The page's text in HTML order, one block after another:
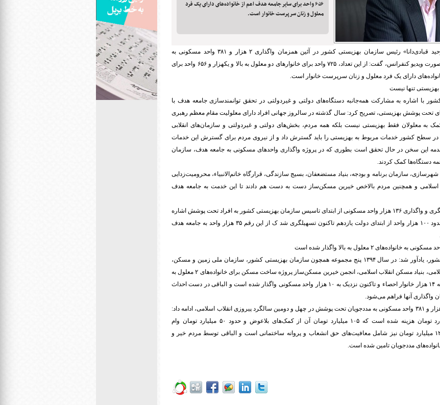
۶۵۶ واحد برای سایر جامعه هدف اعم از خانواده‌های دارای یک فرد
معلول و زنان سرپرست خانوار است.
«وحید قبادی‌دانا» رئیس سازمان بهزیستی کشور در آئین همزمان واگذاری ۲ هزار و ۳۸۱ واحد مسکونی به
مددجویان تحت پوشش به صورت ویدیو کنفرانس، گفت: از این تعداد، ۷۲۵ واحد برای خانوارهای دو معلول به بالا و یکهزار و ۶۵۶ واحد برای
دارای یک فرد معلول و زنان سرپرست خانوار است.
تنها نیست
با اشاره به مشارکت همه‌جانبه دستگاه‌های دولتی و غیردولتی در تحقق توانمندسازی جامعه هدف با
تحت پوشش بهزیستی، تصریح کرد: سال گذشته در سالروز جهانی افراد دارای معلولیت مقام معظم رهبری
به معلولان فقط بهزیستی نیست بلکه همه مردم، بخش‌های دولتی و غیردولتی و سازمان‌های انقلابی
سطح کشور خدمات مربوط به بهزیستی را باید گسترش داد و از نیروی مردم برای گسترش این خدمات
این سخن در حال تحقق است بطوری که در پروژه واگذاری واحدهای مسکونی به جامعه هدف، سازمان
دستگاه‌ها کمک کردند.
شهرسازی، سازمان برنامه و بودجه، بنیاد مستضعفان، بسیج سازندگی، قرارگاه خاتم‌الانبیاء، محرومیت‌زدایی
اسلامی و همچنین مردم بالاخص خیرین مسکن‌ساز دست به دست هم دادند تا این خدمت به جامعه هدف
قبادی‌دانا در ادامه به تسهیلگری و واگذاری ۱۳۶ هزار واحد مسکونی از ابتدای تاسیس سازمان بهزیستی کشور به افراد تحت پوشش اشاره
کرد و گفت: از این تعداد حدود ۱۰۰ هزار واحد از ابتدای دولت یازدهم تاکنون تسهیلگری شد ک از این رقم ۳۵ هزار واحد به جامعه هدف
رئیس سازمان بهزیستی کشور، یادآور شد: در سال ۱۳۹۴ پنج مجموعه همچون سازمان بهزیستی کشور، سازمان ملی زمین و مسکن،
بنیاد مستضعفان انقلاب اسلامی، بنیاد مسکن انقلاب اسلامی، انجمن خیرین مسکن‌ساز پروژه ساخت مسکن برای خانواده‌های ۲ معلول به
بالا را آغاز کردیم بطوری که ۱۴ هزار خانوار احصاء و تاکنون نزدیک به ۱۰ هزار واحد مسکونی واگذار شده است و الباقی در دست احداث
واگذاری آنها فراهم می‌شود.
وی با اشاره به واگذاری ۲ هزار و ۳۸۱ واحد مسکونی به مددجویان تحت پوشش در چهل و دومین سالگرد پیروزی انقلاب اسلامی، ادامه داد:
برای این پروژه ۵۹۰ میلیارد تومان هزینه شده است که ۱۰۵ میلیارد تومان آن از کمک‌های بلاعوض و حدود ۵۰ میلیارد تومان وام
قرض‌الحسنه و نزدیک به ۱۲ میلیارد تومان نیز شامل معافیت‌های حق انشعاب و پروانه ساختمانی است و الباقی توسط مردم خیر و
مددجویان تامین شده است.